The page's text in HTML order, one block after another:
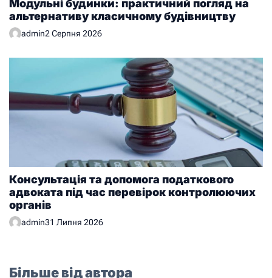
Модульні будинки: практичний погляд на
альтернативу класичному будівництву
admin2 Серпня 2026
Консультація та допомога податкового
адвоката під час перевірок контролюючих
органів
admin31 Липня 2026
Більше від автора